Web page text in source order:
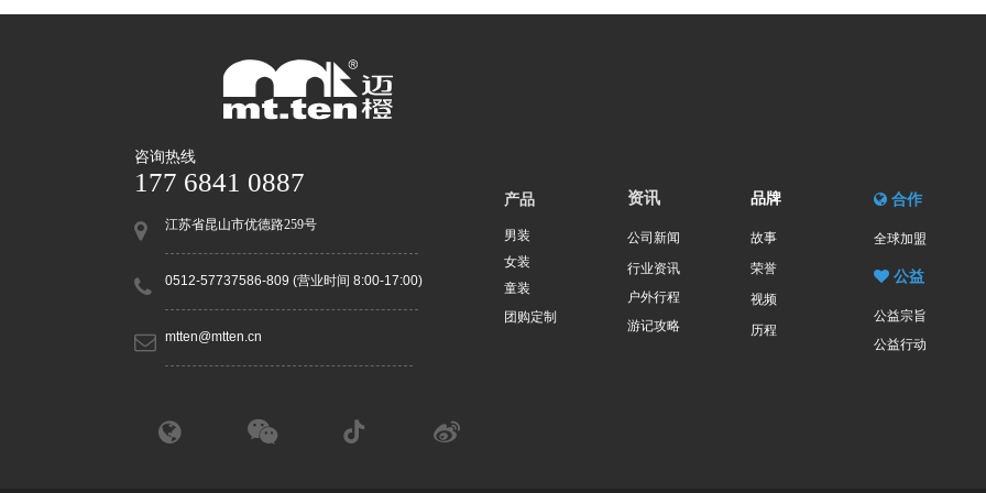
咨询热线
177 6841 0887
江苏省昆山市优德路259号
0512-57737586-809 (营业时间 8:00-17:00)
mtten@mtten.cn
产品
男装
女装
童装
团购定制
资讯
公司新闻
行业资讯
户外行程
游记攻略
品牌
故事
荣誉
视频
历程
 合作
全球加盟
 公益
公益宗旨
公益行动